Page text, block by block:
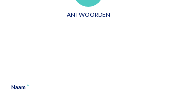
ANTWOORDEN
Naam*